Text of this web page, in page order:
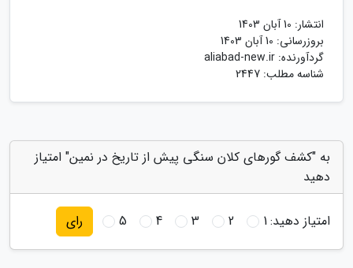
انتشار: 10 آبان 1403
بروزرسانی: 10 آبان 1403
گردآورنده: aliabad-new.ir
شناسه مطلب: 2447
به "کشف گورهای کلان سنگی پیش از تاریخ در نمین" امتیاز
دهید
امتیاز دهید:1
2
3
4
5 رای